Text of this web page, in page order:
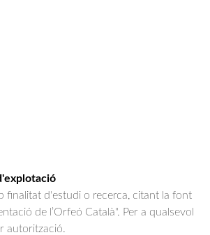
finalitat d'estudi o recerca, citant la font
de l’Orfeó Català". Per a qualsevol
autorització.